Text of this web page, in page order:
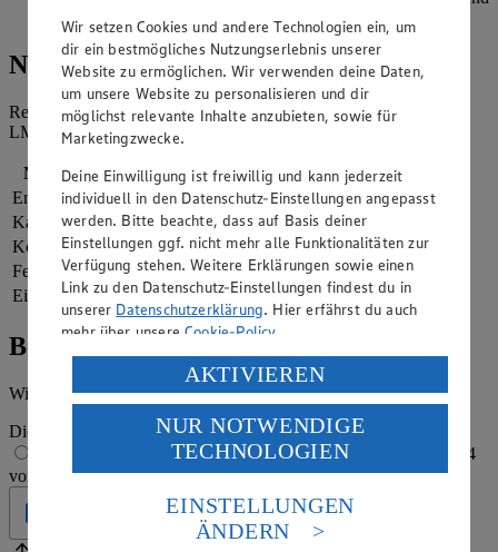
mit Parmesan bestreuen.
Nährwerte
Referenzmenge für einen durchschnittlichen Erwachsenen laut
LMIV (8.400 kJ/2.000 kcal).
Nährwerte
pro Portion
Energie
2.319 kj (28 %)
Kalorien
554 kcal (28 %)
Kohlenhydrate 86 g
Fett
13 g
Eiweiß
25 g
Bewertung
Wie hat es dir geschmeckt?
Die Bewertung wird automatisch gespeichert
2 von 5 Sternen 3 von 5 Sternen
4
von 5 Sternen
5 von 5 Sternen
Wir setzen Cookies und andere Technologien ein, um
dir ein bestmögliches Nutzungserlebnis unserer
Website zu ermöglichen. Wir verwenden deine Daten,
um unsere Website zu personalisieren und dir
möglichst relevante Inhalte anzubieten, sowie für
Marketingzwecke.
Deine Einwilligung ist freiwillig und kann jederzeit
individuell in den Datenschutz-Einstellungen angepasst
werden. Bitte beachte, dass auf Basis deiner
Einstellungen ggf. nicht mehr alle Funktionalitäten zur
Verfügung stehen. Weitere Erklärungen sowie einen
Link zu den Datenschutz-Einstellungen findest du in
unserer Datenschutzerklärung. Hier erfährst du auch
mehr über unsereCookie-Policy.
Verarbeitung deiner personenbezogenen Daten in den
USA durch Facebook und YouTube:
Wenn du auf „Aktivieren“ klickst, willigst du im Sinne
des Art. 49 Abs. 1 Satz 1 lit. a) DSGVO ein, dass deine
Daten in den USA verarbeitet werden. Der EuGH sieht
die USA als Land mit einem nach europäischen
Standards nicht angemessenen Datenschutzniveau an.
Es besteht das Risiko eines Zugriffs durch US-
AKTIVIEREN
NUR NOTWENDIGE
TECHNOLOGIEN
EINSTELLUNGEN
ÄNDERN